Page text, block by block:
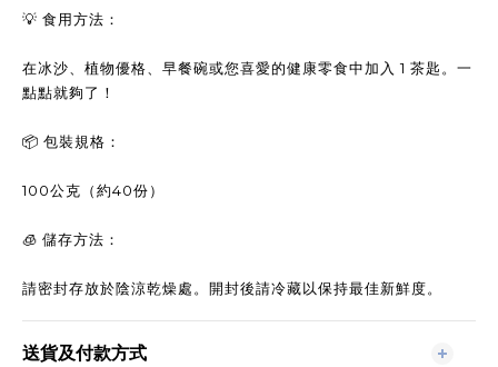
💡 食用方法：
在冰沙、植物優格、早餐碗或您喜愛的健康零食中加入 1 茶匙。一
點點就夠了！
📦 包裝規格：
100公克（約40份）
🧊 儲存方法：
請密封存放於陰涼乾燥處。開封後請冷藏以保持最佳新鮮度。
送貨及付款方式